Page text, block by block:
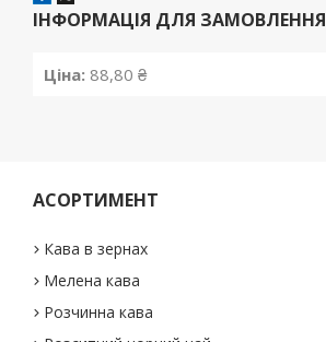
ІНФОРМАЦІЯ ДЛЯ ЗАМОВЛЕННЯ
Ціна: 88,80 ₴
АСОРТИМЕНТ
Кава в зернах
Мелена кава
Розчинна кава